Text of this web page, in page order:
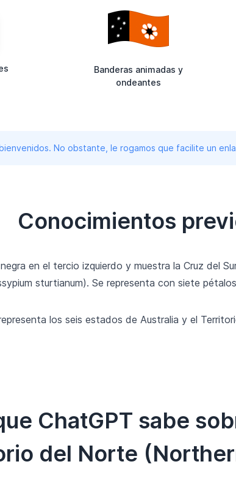
Banderas animadas y
ondeantes
No obstante, le rogamos que facilite un
Conocimientos
en el tercio izquierdo y muestra la Cruz del
sturtianum). Se representa con siete
los seis estados de Australia y el
ChatGPT sabe
del Norte